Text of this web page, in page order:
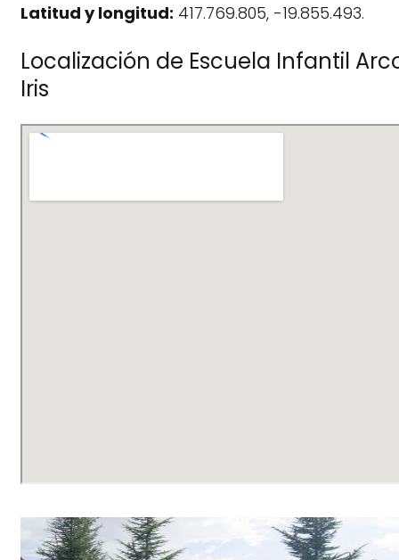
Latitud y longitud: 417.769.805, -19.855.493.
Localización de Escuela Infantil
Iris